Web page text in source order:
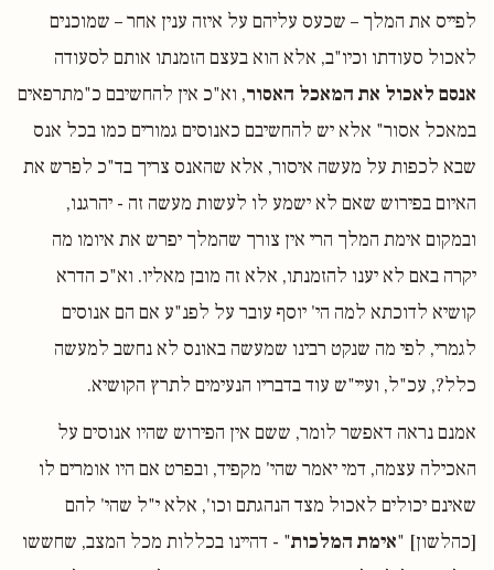
לפייס את המלך – שכעס עליהם על איזה ענין אחר – שמוכנים
לאכול סעודתו וכיו"ב, אלא הוא בעצם הזמנתו אותם לסעודה
אנסם לאכול את המאכל האסור, וא"כ אין להחשיבם כ"מתרפאים
במאכל אסור" אלא יש להחשיבם כאנוסים גמורים כמו בכל אנס
שבא לכפות על מעשה איסור, אלא שהאנס צריך בד"כ לפרש את
האיום בפירוש שאם לא ישמע לו לעשות מעשה זה - יהרגנו,
ובמקום אימת המלך הרי אין צורך שהמלך יפרש את איומו מה
יקרה באם לא יענו להזמנתו, אלא זה מובן מאליו. וא"כ הדרא
קושיא לדוכתא למה הי' יוסף עובר על לפנ"ע אם הם אנוסים
לגמרי, לפי מה שנקט רבינו שמעשה באונס לא נחשב למעשה
כלל?, עכ"ל, ועיי"ש עוד בדבריו הנעימים לתרץ הקושיא.
אמנם נראה דאפשר לומר, ששם אין הפירוש שהיו אנוסים על
האכילה עצמה, דמי יאמר שהי' מקפיד, ובפרט אם היו אומרים לו
שאינם יכולים לאכול מצד הנהגתם וכו', אלא י"ל שהי' להם
[כהלשון] "אימת המלכות" - דהיינו בכללות מכל המצב, שחששו